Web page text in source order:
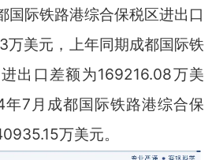
际铁路港综合保税区进出口
万美元，上年同期成都国际铁
出口差额为169216.08万美
7月成都国际铁路港综合保
万美元。